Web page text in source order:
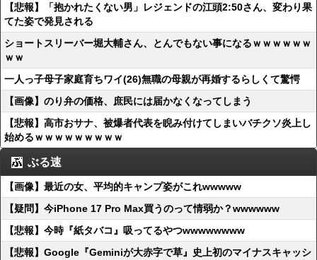
【悲報】「抱かれたくない男」レジェンドの江頭2:50さん、変わり果
てた姿で発見される
ショートスリーバー堀大輔さん、とんでもない事になるｗｗｗｗｗｗ
ｗｗ
一人っ子母子家庭育ちワイ(26)無職の母親が再婚するらしくて驚愕
【画像】のり弁の価格、庶民には届かなくなってしまう
【悲報】高市おサナ、被爆者代表を睨み付けてしまいバチクソ炎上し
始めるｗｗｗｗｗｗｗｗｗ
ぶる速
【画像】最近の女、平均的キャンプ姿がこれwwwww
【疑問】今iPhone 17 Pro Max買うのって情弱か？wwwwww
【悲報】今時『紙タバコ』吸ってるやつwwwwwwww
【悲報】Google『Geminiが大赤字で草』史上初のマイナスキャッシ